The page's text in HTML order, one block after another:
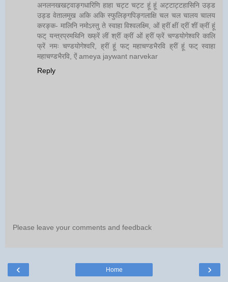
अनलनखखट्वाङ्गधारिणि हाहा चट्ट चट्ट हूं हूं अट्टाट्टहासिनि उड्ड
उड्ड वेतालमुख अकि अकि स्फुलिङ्गपिङ्गलाक्षि चल चल चालय चालय
करङ्क- मालिनि नमोऽस्तु ते स्वाहा विश्वलक्ष्मि, ओं ह्रीं क्षीं द्रीं शीं क्रीं हूं
फट् यन्त्रप्रमथिनि ख्फ्रें लीं श्रीं क्रीं ओं ह्रीं फ्रें चण्डयोगेश्वरि कालि
फ्रें नमः चण्डयोगेश्वरि, ह्रीं हूं फट् महाचण्डभैरवि ह्रीं हूं फट् स्वाहा
महाचण्डभैरवि, ऐं ameya jaywant narvekar
Reply
Please leave your comments and feedback
‹ ›
Home